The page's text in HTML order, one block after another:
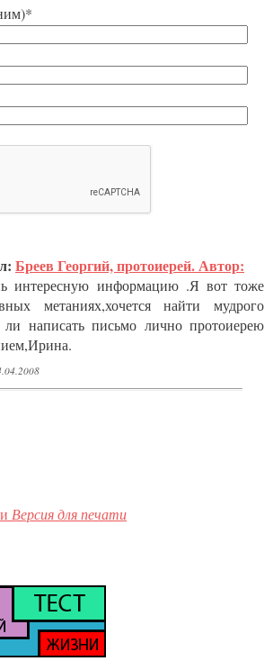
Бреев Георгий, протоиерей. Автор:
интересную информацию .Я вот тоже
метаниях,хочется найти мудрого
написать письмо лично протоиерею
Версия для печати